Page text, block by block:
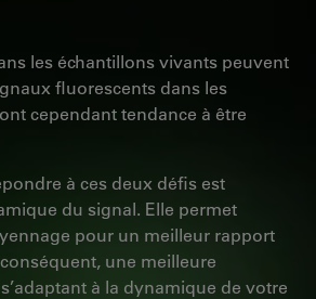
les échantillons vivants peuvent
fluorescents dans les
cependant tendance à être
à ces deux défis est
du signal. Elle permet
pour un meilleur rapport
une meilleure
à la dynamique de votre